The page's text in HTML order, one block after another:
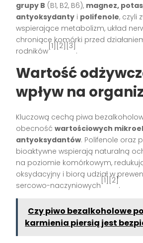
grupy B (B1, B2, B6), magnez, potas
antyoksydanty i polifenole, czyli
wspierające metabolizm, układ
chroniące komórki przed
rodników
[1][2][3]
.
Wartość
wpływ na
Kluczową cechą piwa
obecnośćwartościowych
antyoksydantów. Polifenole oraz
bioaktywne wspierają naturalną
na poziomie komórkowym,
oksydacyjny i biorą udział w
sercowo-naczyniowych
[1][2]
.
Czy piwo bezalkoholowe
karmienia piersią jest